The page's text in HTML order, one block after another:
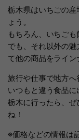
栃木県はいちごの
ょう。
もちろん、いちご
でも、それ以外の
て他の商品をライン
旅行や仕事で地方
いつもと違う食品に
栃木に行ったら、
ね！
※価格などの情報は